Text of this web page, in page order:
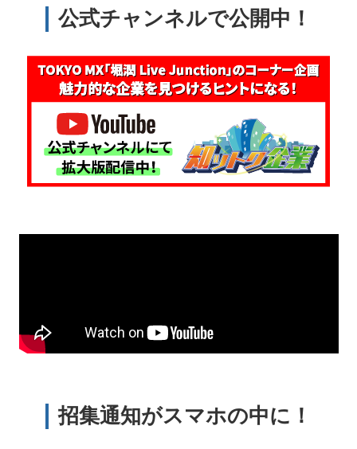
公式チャンネルで公開中！
招集通知がスマホの中に！